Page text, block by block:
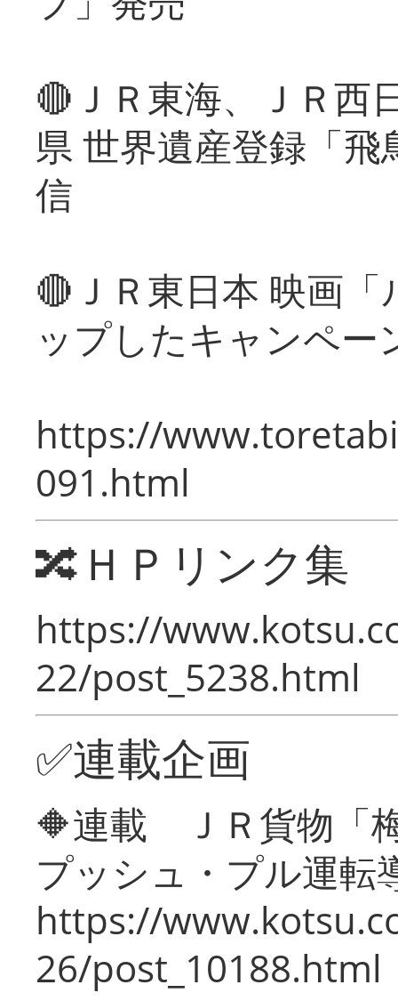
🔴ＪＲ東海、ＪＲ西
県 世界遺産登録「
信
🔴ＪＲ東日本 映画
ップしたキャンペー
https://
091.html
🔀ＨＰリンク集
https://
22/post_5238.html
✅連載企画
🔶連載 ＪＲ貨物「
プッシュ・プル運転
https://
26/post_10188.html